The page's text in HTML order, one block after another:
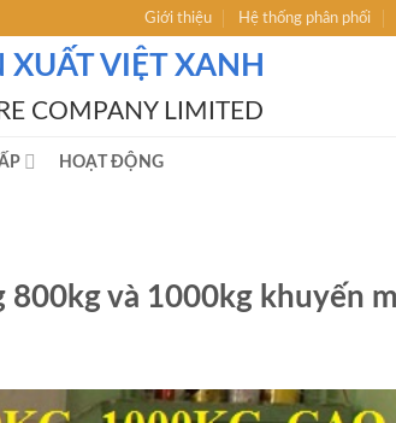
Giới thiệu Hệ thống phân phối
VIỆT XANH
COMPANY LIMITED
HOẠT ĐỘNG
800kg và 1000kg khuyến